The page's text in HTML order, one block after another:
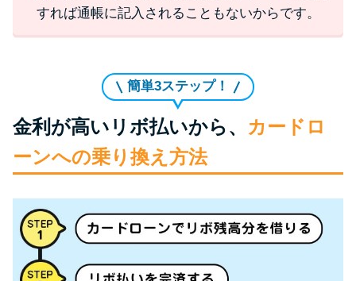
すれば通帳に記入されることもないからです。
簡単3ステップ！
金利が高いリボ払いから、
カードロ
ーンへの乗り換え方法